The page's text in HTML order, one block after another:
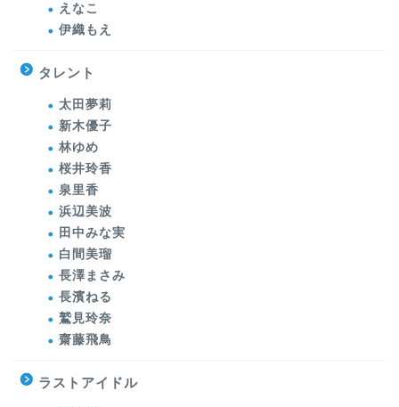
えなこ
伊織もえ
タレント
太田夢莉
新木優子
林ゆめ
桜井玲香
泉里香
浜辺美波
田中みな実
白間美瑠
長澤まさみ
長濱ねる
鷲見玲奈
齋藤飛鳥
ラストアイドル